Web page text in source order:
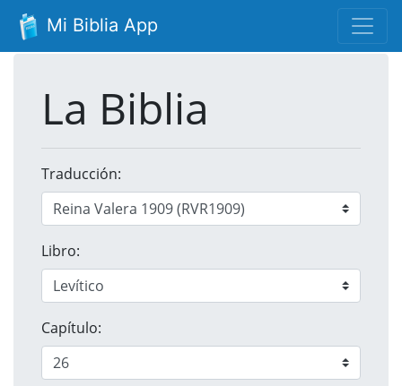
Mi Biblia App
La Biblia
Traducción:
Libro:
Capítulo: